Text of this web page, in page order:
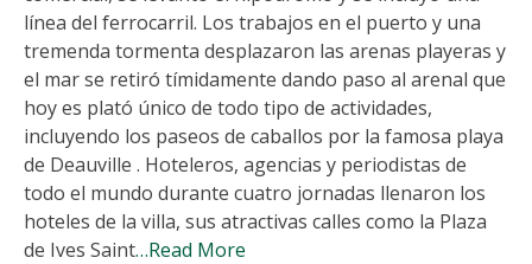
línea del ferrocarril. Los trabajos en el puerto y una
tremenda tormenta desplazaron las arenas playeras y
el mar se retiró tímidamente dando paso al arenal que
hoy es plató único de todo tipo de actividades,
incluyendo los paseos de caballos por la famosa playa
de Deauville . Hoteleros, agencias y periodistas de
todo el mundo durante cuatro jornadas llenaron los
hoteles de la villa, sus atractivas calles como la Plaza
de Ives Saint…Read More